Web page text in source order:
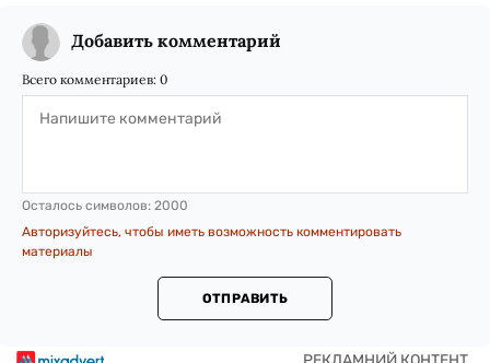
Добавить комментарий
Всего комментариев: 0
Осталось символов: 2000
Авторизуйтесь, чтобы иметь возможность комментировать
материалы
ОТПРАВИТЬ